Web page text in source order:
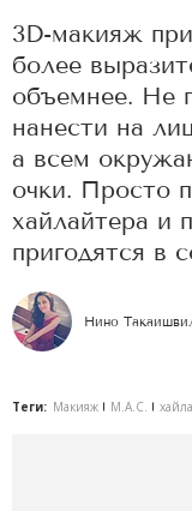
3D-макияж
более
объемнее. Не
нанести на
а всем
очки. Просто
хайлайтера и
пригодятся в
Нино
Теги: Макияж M.A.C.